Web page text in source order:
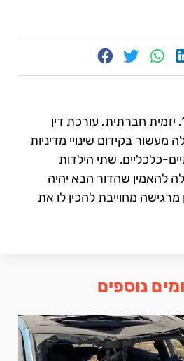
יו"ר מייסדת עמותת 121. יזמית חברתית, עורכת דין
מעשור בקידום שינויי מדיניות
כלכליים. שתי הילדות
להאמין שהדור הבא יהיה
מחוייבת להכין לו את
נוספים